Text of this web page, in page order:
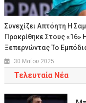
Συνεχίζει Απτόητη Η
Προκρίθηκε Στους
Ξεπερνώντας Το
30 Μαΐου 2025
Τελευταία Νέα